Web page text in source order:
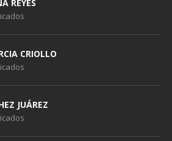
REYES
CRIOLLO
JUÁREZ